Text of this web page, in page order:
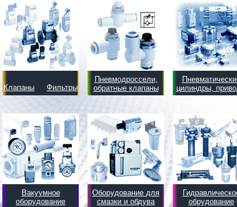
Клапаны Фильтры
Пневмодроссели,
обратные клапаны
цилиндры,
Вакуумное
оборудование
Оборудование для
смазки и обдува
обрудование